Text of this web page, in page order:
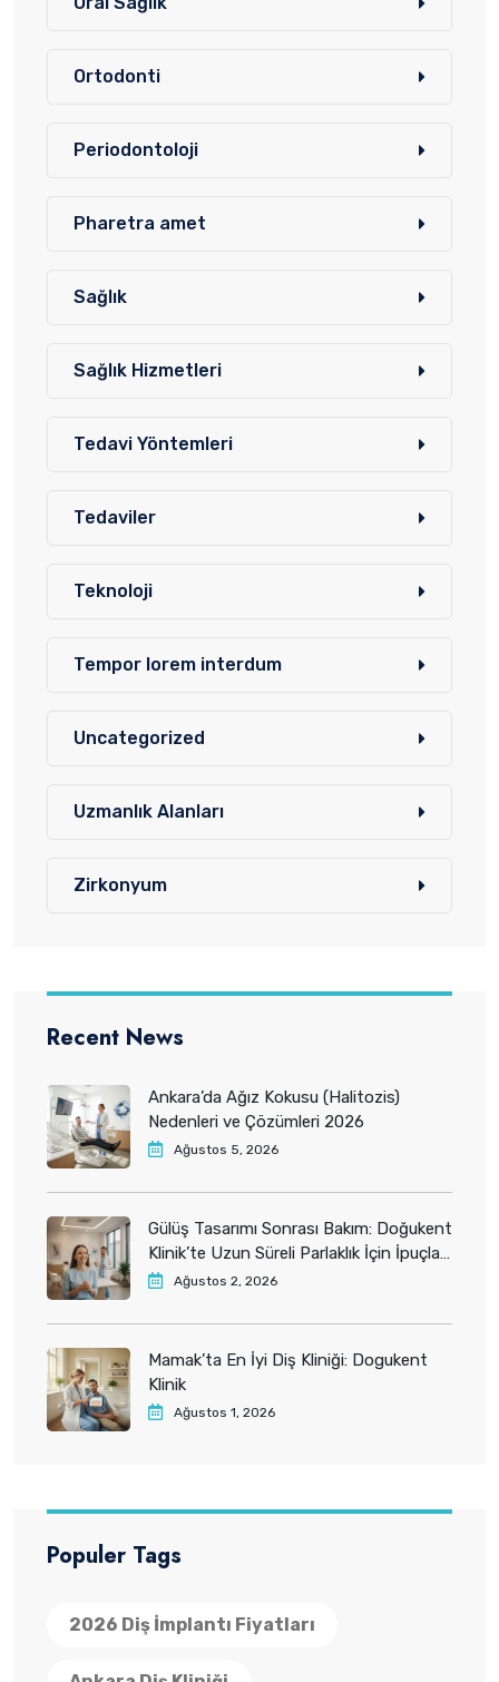
Ortodonti
Periodontoloji
Pharetra amet
Sağlık
Sağlık Hizmetleri
Tedavi Yöntemleri
Tedaviler
Teknoloji
Tempor lorem interdum
Uncategorized
Uzmanlık Alanları
Zirkonyum
Recent News
Ankara’da Ağız Kokusu (Halitozis)
Nedenleri ve Çözümleri 2026
Ağustos 5, 2026
Gülüş Tasarımı Sonrası Bakım: Doğukent
Klinik’te Uzun Süreli Parlaklık İçin İpuçları
2026Ağustos 2, 2026
Mamak’ta En İyi Diş Kliniği: Dogukent
Klinik
Ağustos 1, 2026
Populer Tags
2026 Diş İmplantı Fiyatları